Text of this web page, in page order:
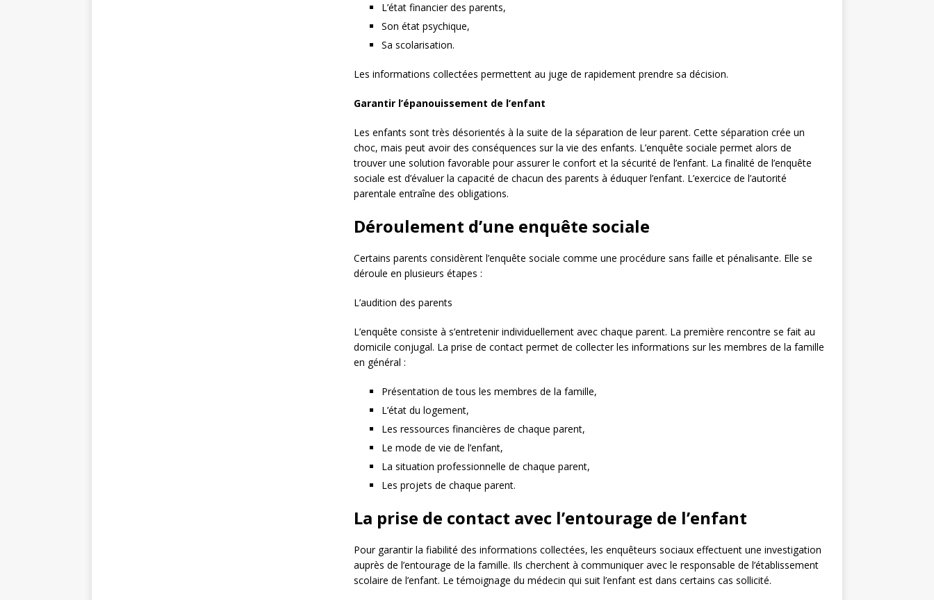
L’état financier des parents,
Son état psychique,
Sa scolarisation.
Les informations collectées permettent au juge de rapidement prendre sa décision.
Garantir l’épanouissement de l’enfant
Les enfants sont très désorientés à la suite de la séparation de leur parent. Cette séparation crée un
choc, mais peut avoir des conséquences sur la vie des enfants. L’enquête sociale permet alors de
trouver une solution favorable pour assurer le confort et la sécurité de l’enfant. La finalité de l’enquête
sociale est d’évaluer la capacité de chacun des parents à éduquer l’enfant. L’exercice de l’autorité
parentale entraîne des obligations.
Déroulement d’une enquête sociale
Certains parents considèrent l’enquête sociale comme une procédure sans faille et pénalisante. Elle se
déroule en plusieurs étapes :
L’audition des parents
L’enquête consiste à s’entretenir individuellement avec chaque parent. La première rencontre se fait au
domicile conjugal. La prise de contact permet de collecter les informations sur les membres de la famille
en général :
Présentation de tous les membres de la famille,
L’état du logement,
Les ressources financières de chaque parent,
Le mode de vie de l’enfant,
La situation professionnelle de chaque parent,
Les projets de chaque parent.
La prise de contact avec l’entourage de l’enfant
Pour garantir la fiabilité des informations collectées, les enquêteurs sociaux effectuent une investigation
auprès de l’entourage de la famille. Ils cherchent à communiquer avec le responsable de l’établissement
scolaire de l’enfant. Le témoignage du médecin qui suit l’enfant est dans certains cas sollicité.